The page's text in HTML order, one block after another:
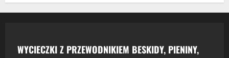
WYCIECZKI Z PRZEWODNIKIEM BESKIDY, PIENINY,